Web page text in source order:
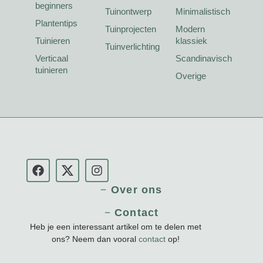
Over ons
Contact
Heb je een interessant artikel om te delen met
ons? Neem dan vooralcontact op!
beginners
Plantentips
Tuinieren
Verticaal
tuinieren
Tuinontwerp
Tuinprojecten
Tuinverlichting
Minimalistisch
Modern
klassiek
Scandinavisch
Overige